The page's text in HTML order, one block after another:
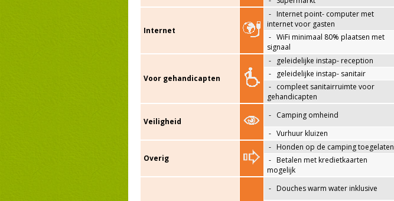
Internet
- Internet point- computer met
internet voor gasten
- WiFi minimaal 80% plaatsen met
signaal
Voor gehandicapten
- geleidelijke instap- reception
-
geleidelijke instap- sanitair
- compleet sanitairruimte voor
gehandicapten
Veiligheid
- Camping omheind
- Vurhuur kluizen
Overig
- Honden op de camping toegelaten
- Betalen met kredietkaarten
mogelijk
- Douches warm water inklusive